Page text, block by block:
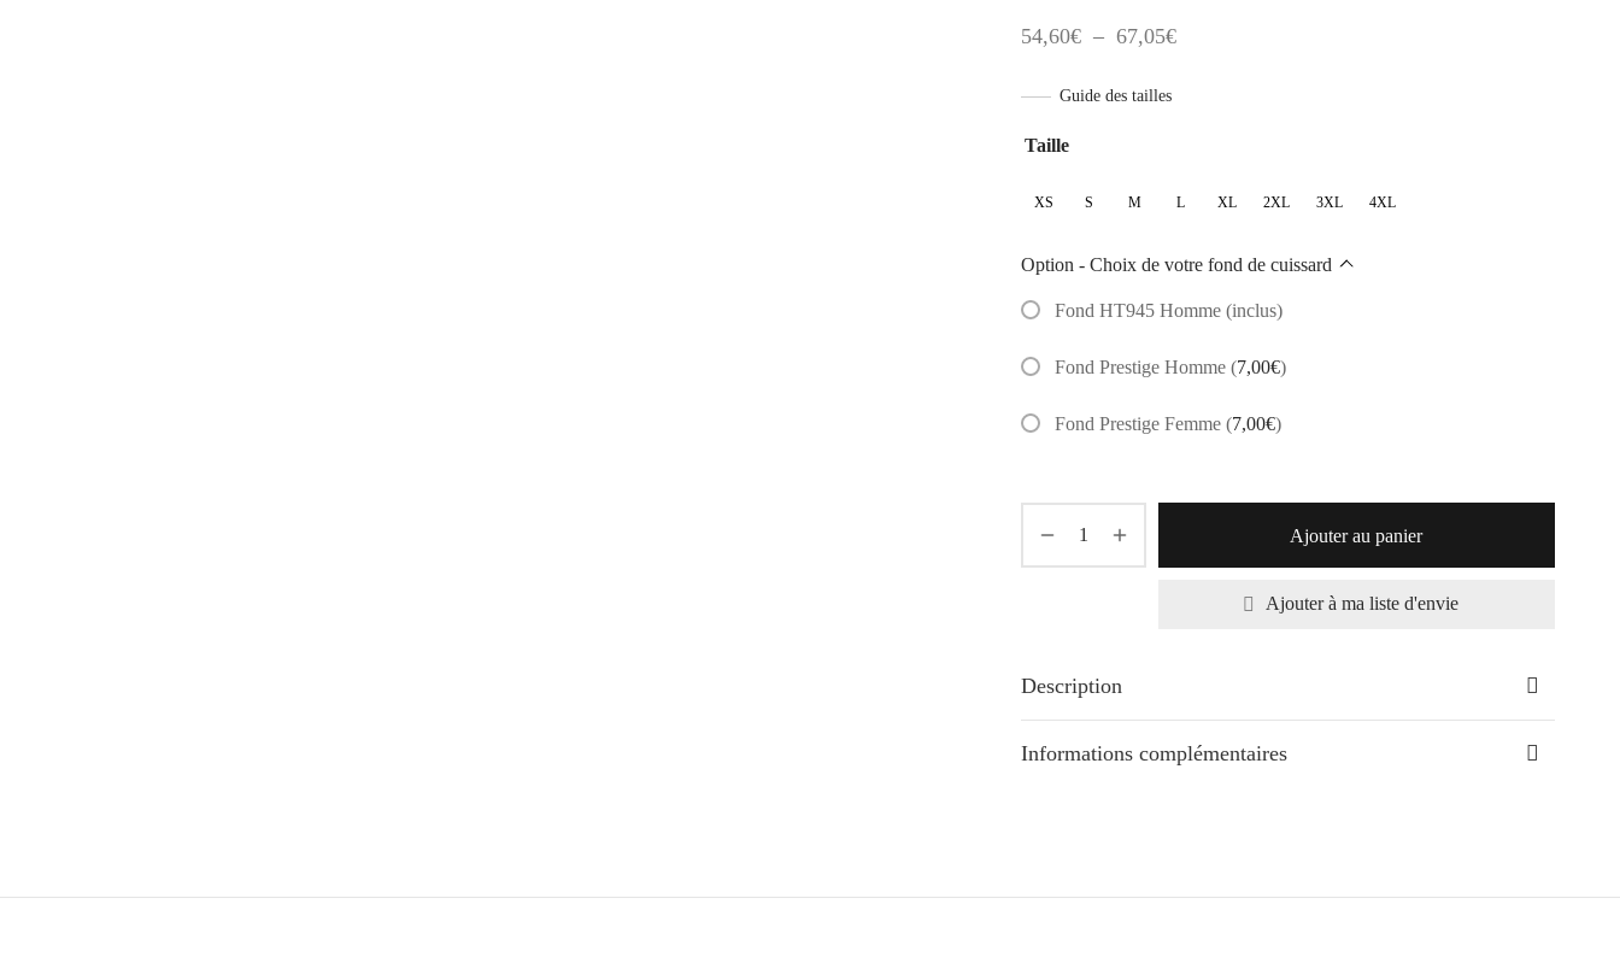
54,60€ – 67,05€Plage
67,05€
Guide des tailles
Taille
XS S M L XL 2XL 3XL 4XL
Option - Choix de votre fond de cuissard
Fond HT945 Homme (inclus)
Fond Prestige Homme(7,00€)
Fond Prestige Femme(7,00€)
Ajouter au panier
Ajouter à ma liste d'envie
Description
Informations complémentaires